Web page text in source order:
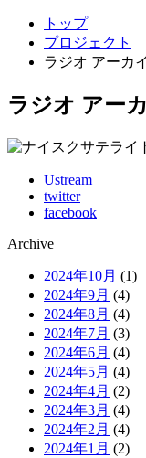
トップ
プロジェクト
ラジオ アーカ
ラジオ アー
Ustream
twitter
facebook
Archive
2024年10月 (1)
2024年9月 (4)
2024年8月 (4)
2024年7月 (3)
2024年6月 (4)
2024年5月 (4)
2024年4月 (2)
2024年3月 (4)
2024年2月 (4)
2024年1月 (2)